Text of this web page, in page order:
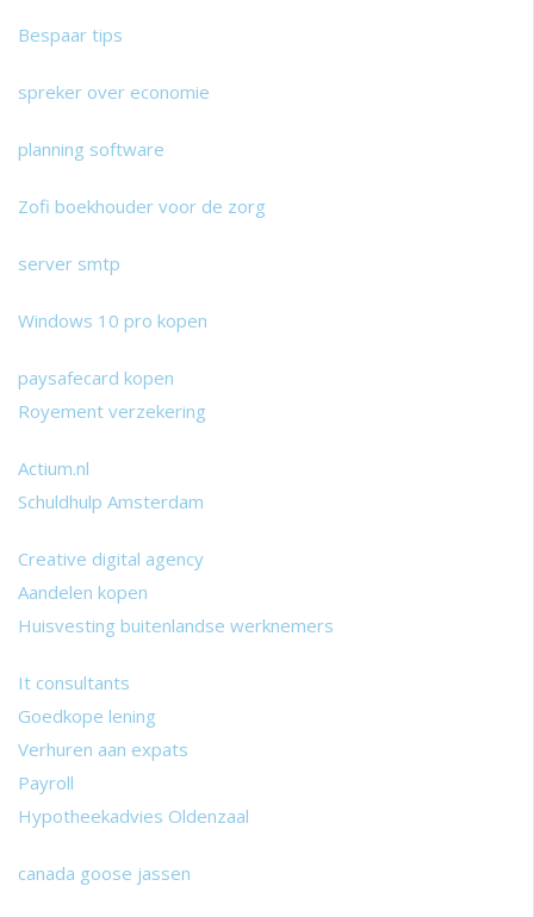
Bespaar tips
spreker over economie
planning software
Zofi boekhouder voor de zorg
server smtp
Windows 10 pro kopen
paysafecard kopen
Royement verzekering
Actium.nl
Schuldhulp Amsterdam
Creative digital agency
Aandelen kopen
Huisvesting buitenlandse werknemers
It consultants
Goedkope lening
Verhuren aan expats
Payroll
Hypotheekadvies Oldenzaal
canada goose jassen